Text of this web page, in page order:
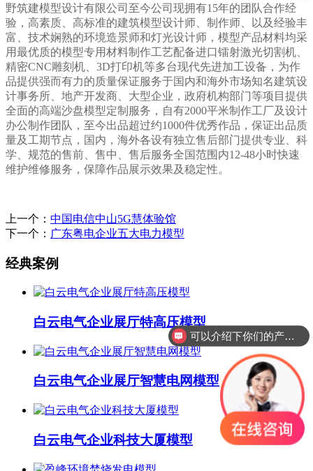
野筑建模型设计有限公司至今公司现拥有15年的团队合作经
验，高素质、高标准的建筑模型设计师、制作师、以及经验丰
富、技术娴熟的环境造景师和灯光设计师，模型产品材料均采
用最优质的模型专用材料制作工艺配备进口镭射激光切割机、
精密CNC雕刻机、3D打印机等多台现代先进加工设备，为作
品提供强而有力的质量保证服务于国内和海外市场知名建筑设
计事务所、地产开发商、大型企业，政府机构部门等项目提供
全面的高端沙盘模型定制服务，自有2000平米制作工厂及设计
办公制作团队，至今出品超过约1000件优秀作品，保证出品质
量及工期节点，国内，海外各设有独立售后部门提供专业、科
学、规范的售前、售中、售后服务全国范围内12-48小时快速
维护维修服务，保障作品展示效果及稳定性。
上一个： 中国电信中山5G慧体验馆
下一个： 广东粤电企业五大电力模型
经典案例
白云电气企业展厅特高压模型
白云电气企业展厅智慧电网模型
白云电气企业科技大厦模型
可以介绍下你们的产品么？